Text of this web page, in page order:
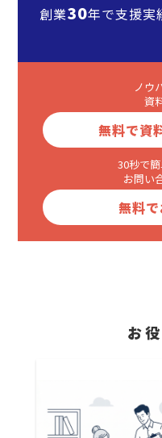
創業30年で支援実
ノウ
資
無料で資
30秒で
お問い
無料
お